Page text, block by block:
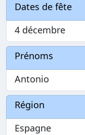
Dates de fête
4 décembre
Prénoms
Antonio
Région
Espagne